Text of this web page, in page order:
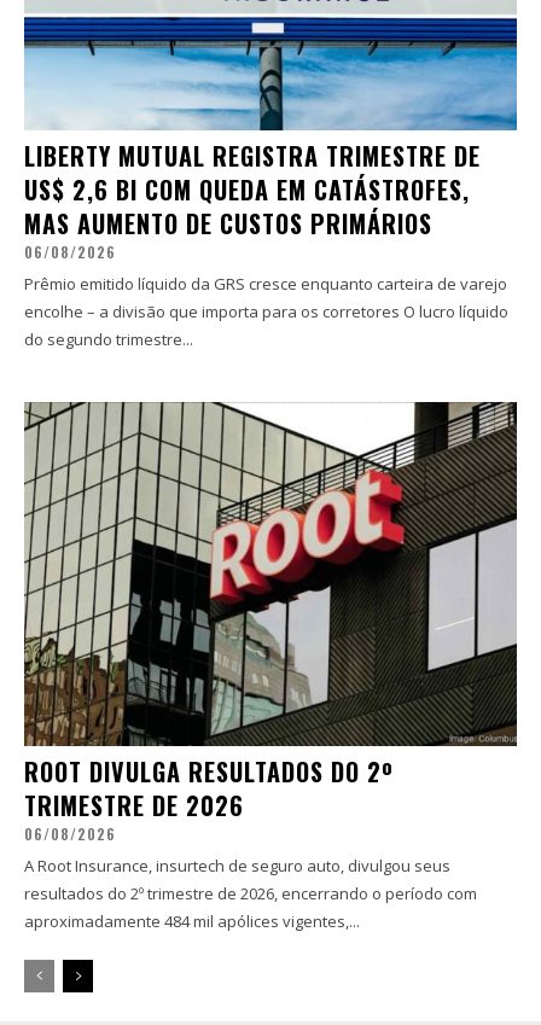
LIBERTY MUTUAL REGISTRA TRIMESTRE DE
US$ 2,6 BI COM QUEDA EM CATÁSTROFES,
MAS AUMENTO DE CUSTOS PRIMÁRIOS
06/08/2026
Prêmio emitido líquido da GRS cresce enquanto carteira de varejo
encolhe – a divisão que importa para os corretores O lucro líquido
do segundo trimestre...
ROOT DIVULGA RESULTADOS DO 2º
TRIMESTRE DE 2026
06/08/2026
A Root Insurance, insurtech de seguro auto, divulgou seus
resultados do 2º trimestre de 2026, encerrando o período com
aproximadamente 484 mil apólices vigentes,...